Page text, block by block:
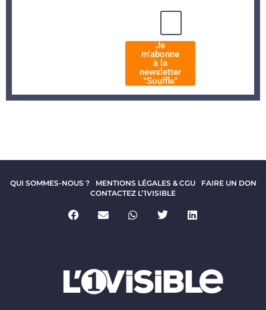
Je
m'abonne
à la
newsletter
"Souffle"
QUI SOMMES-NOUS ? MENTIONS LÉGALES & CGU
FAIRE UN DON
CONTACTEZ L’1VISIBLE